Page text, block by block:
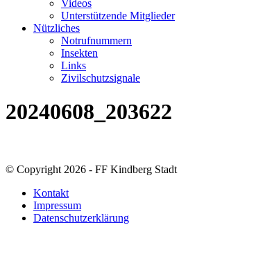
Videos
Unterstützende Mitglieder
Nützliches
Notrufnummern
Insekten
Links
Zivilschutzsignale
20240608_203622
© Copyright 2026 - FF Kindberg Stadt
Kontakt
Impressum
Datenschutzerklärung